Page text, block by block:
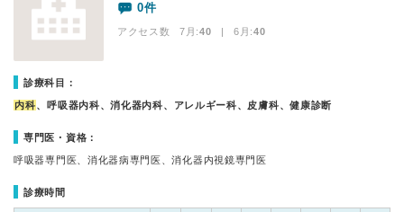
0件
アクセス数 7月:40 | 6月:40
診療科目：
内科、呼吸器内科、消化器内科、アレルギー科、皮膚科、健康診断
専門医・資格：
呼吸器専門医、消化器病専門医、消化器内視鏡専門医
診療時間